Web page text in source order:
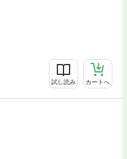
試し読み カートへ